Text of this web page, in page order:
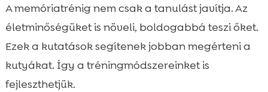
A memóriatrénig nem csak a tanulást javítja. Az
életminőségüket is növeli, boldogabbá teszi őket.
Ezek a kutatások segítenek jobban megérteni a
kutyákat. Így a tréningmódszereinket is
fejleszthetjük.